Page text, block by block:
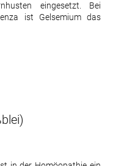
eingesetzt. Bei
ist Gelsemium das